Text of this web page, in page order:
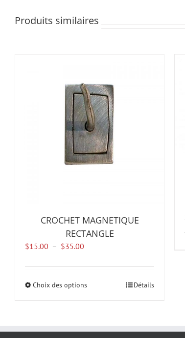
Produits similaires
CROCHET MAGNETIQUE
RECTANGLE
$15.00 – $35.00
Choix des optionsCe
variations.
Détails